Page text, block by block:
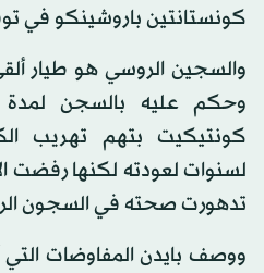
كونستانتين باروشينكو في
وحكم عليه بالسجن لمدة
كونتيكيت بتهم تهريب
لسنوات لعودته لكنها رفضت
تدهورت صحته في السجون
ووصف بايدن المفاوضات التي